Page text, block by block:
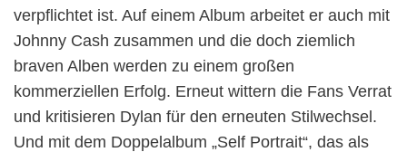
verpflichtet ist. Auf einem Album arbeitet er auch mit
Johnny Cash zusammen und die doch ziemlich
braven Alben werden zu einem großen
kommerziellen Erfolg. Erneut wittern die Fans Verrat
und kritisieren Dylan für den erneuten Stilwechsel.
Und mit dem Doppelalbum „Self Portrait“, das als